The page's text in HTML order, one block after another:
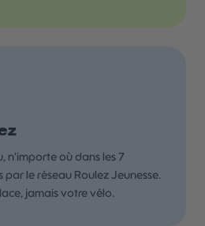
n'importe où dans les 7
le réseau Roulez Jeunesse.
jamais votre vélo.